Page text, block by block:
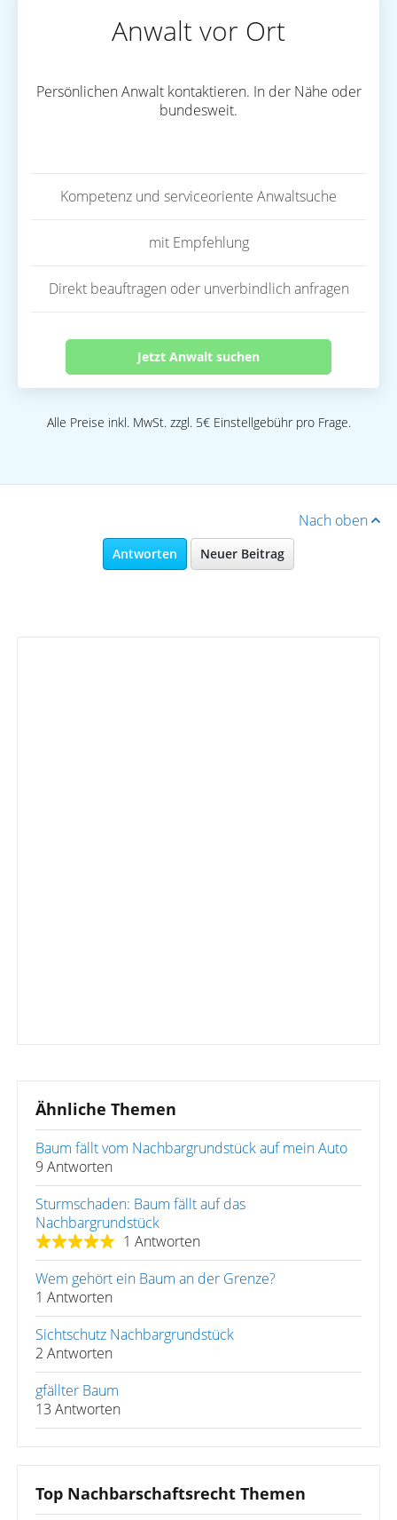
Anwalt vor Ort
Persönlichen Anwalt kontaktieren. In der Nähe oder
bundesweit.
Kompetenz und serviceoriente Anwaltsuche
mit Empfehlung
Direkt beauftragen oder unverbindlich anfragen
Jetzt Anwalt suchen
Alle Preise inkl. MwSt. zzgl. 5€ Einstellgebühr pro Frage.
Nach oben
Antworten Neuer Beitrag
Ähnliche Themen
Baum fällt vom Nachbargrundstück auf mein Auto
9 Antworten
Sturmschaden: Baum fällt auf das
Nachbargrundstück
1 Antworten
Wem gehört ein Baum an der Grenze?
1 Antworten
Sichtschutz Nachbargrundstück
2 Antworten
gfällter Baum
13 Antworten
Top Nachbarschaftsrecht Themen